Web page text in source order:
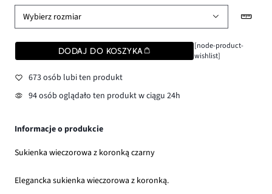
Wybierz rozmiar
DODAJ DO KOSZYKA
[node-product-
wishlist]
673 osób lubi ten produkt
94 osób oglądało ten produkt w ciągu 24h
Informacje o produkcie
Sukienka wieczorowa z koronką czarny
Elegancka sukienka wieczorowa z koronką.